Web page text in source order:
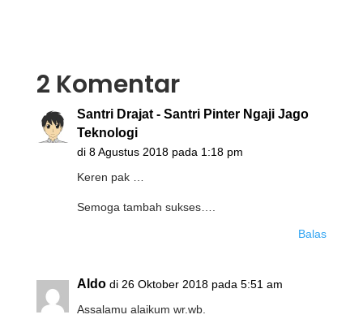
2 Komentar
Santri Drajat - Santri Pinter Ngaji Jago
Teknologi
di 8 Agustus 2018 pada 1:18 pm
Keren pak …
Semoga tambah sukses….
Balas
Aldo di 26 Oktober 2018 pada 5:51 am
Assalamu alaikum wr.wb.